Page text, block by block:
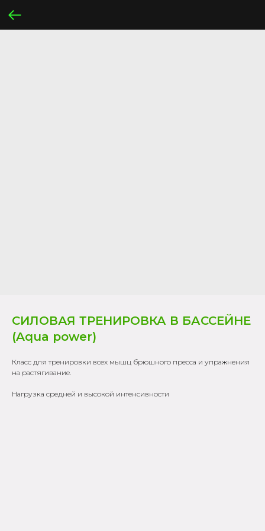
СИЛОВАЯ ТРЕНИРОВКА В БАССЕЙНЕ
(Aqua power)
Класс для тренировки всех мышц брюшного пресса и упражнения
на растягивание.
Нагрузка средней и высокой интенсивности